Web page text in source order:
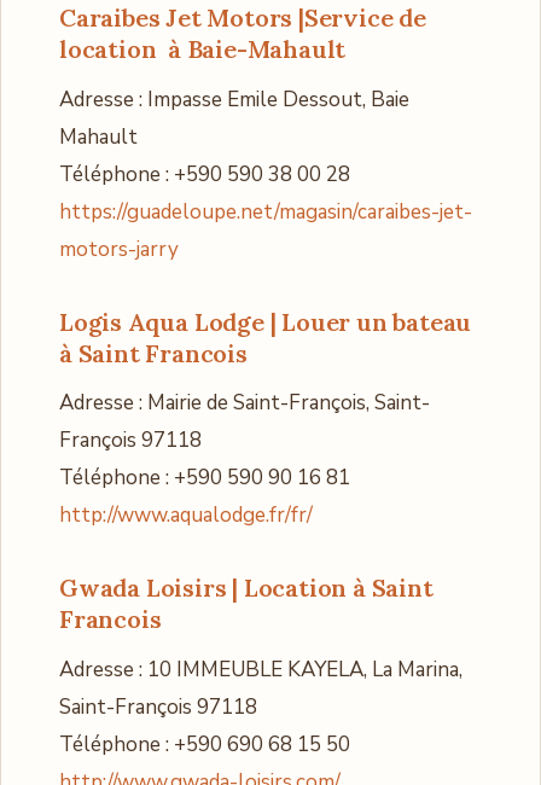
Caraibes Jet Motors |Service de
location à Baie-Mahault
Adresse : Impasse Emile Dessout, Baie
Mahault
Téléphone : +590 590 38 00 28
https://guadeloupe.net/magasin/caraibes-jet-
motors-jarry
Logis Aqua Lodge| Louer un bateau
à Saint Francois
Adresse : Mairie de Saint-François, Saint-
François 97118
Téléphone : +590 590 90 16 81
http://www.aqualodge.fr/fr/
Gwada Loisirs | Location à Saint
Francois
Adresse : 10 IMMEUBLE KAYELA, La Marina,
Saint-François 97118
Téléphone : +590 690 68 15 50